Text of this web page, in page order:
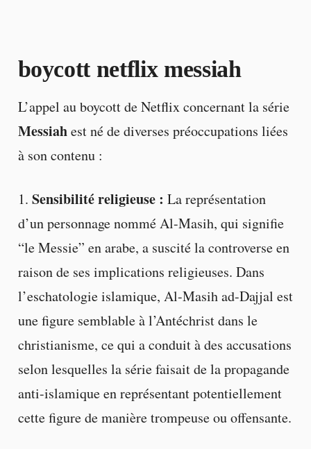
boycott netflix messiah
L’appel au boycott de Netflix concernant la série
Messiahest né de diverses préoccupations liées
à son contenu :
1. Sensibilité religieuse : La représentation
d’un personnage nommé Al-Masih, qui signifie
“le Messie” en arabe, a suscité la controverse en
raison de ses implications religieuses. Dans
l’eschatologie islamique, Al-Masih ad-Dajjal est
une figure semblable à l’Antéchrist dans le
christianisme, ce qui a conduit à des accusations
selon lesquelles la série faisait de la propagande
anti-islamique en représentant potentiellement
cette figure de manière trompeuse ou offensante.